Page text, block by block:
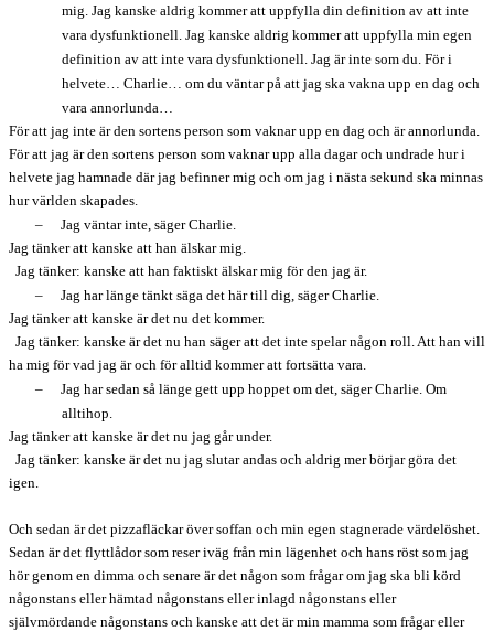
mig. Jag kanske aldrig kommer att uppfylla din definition av att inte
vara dysfunktionell. Jag kanske aldrig kommer att uppfylla min egen
definition av att inte vara dysfunktionell. Jag är inte som du. För i
helvete… Charlie… om du väntar på att jag ska vakna upp en dag och
vara annorlunda…
För att jag inte är den sortens person som vaknar upp en dag och är annorlunda.
För att jag är den sortens person som vaknar upp alla dagar och undrade hur i
helvete jag hamnade där jag befinner mig och om jag i nästa sekund ska minnas
hur världen skapades.
–
Jag väntar inte, säger Charlie.
Jag tänker att kanske att han älskar mig.
Jag tänker: kanske att han faktiskt älskar mig för den jag är.
–
Jag har länge tänkt säga det här till dig, säger Charlie.
Jag tänker att kanske är det nu det kommer.
Jag tänker: kanske är det nu han säger att det inte spelar någon roll. Att han vill
ha mig för vad jag är och för alltid kommer att fortsätta vara.
–
Jag har sedan så länge gett upp hoppet om det, säger Charlie. Om
alltihop.
Jag tänker att kanske är det nu jag går under.
Jag tänker: kanske är det nu jag slutar andas och aldrig mer börjar göra det
igen.
Och sedan är det pizzafläckar över soffan och min egen stagnerade värdelöshet.
Sedan är det flyttlådor som reser iväg från min lägenhet och hans röst som jag
hör genom en dimma och senare är det någon som frågar om jag ska bli körd
någonstans eller hämtad någonstans eller inlagd någonstans eller
självmördande någonstans och kanske att det är min mamma som frågar eller